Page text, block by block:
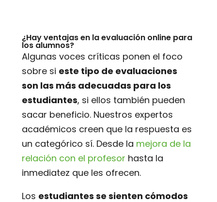
¿Hay ventajas en la evaluación online para
los alumnos?
Algunas voces críticas ponen el foco
sobre si este tipo de evaluaciones
son las más adecuadas para los
estudiantes, si ellos también pueden
sacar beneficio. Nuestros expertos
académicos creen que la respuesta es
un categórico sí. Desde la mejora de la
relación con el profesor hasta la
inmediatez que les ofrecen.
Los estudiantes se sienten cómodos